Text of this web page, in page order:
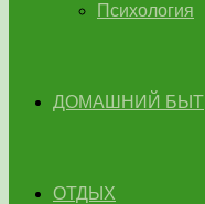
Психология
ДОМАШНИЙ БЫТ
ОТДЫХ